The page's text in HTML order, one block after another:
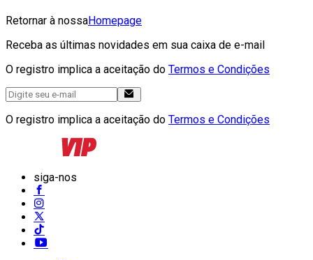
Retornar à nossaHomepage
Receba as últimas novidades em sua caixa de e-mail
O registro implica a aceitação do Termos e Condições
O registro implica a aceitação do Termos e Condições
siga-nos